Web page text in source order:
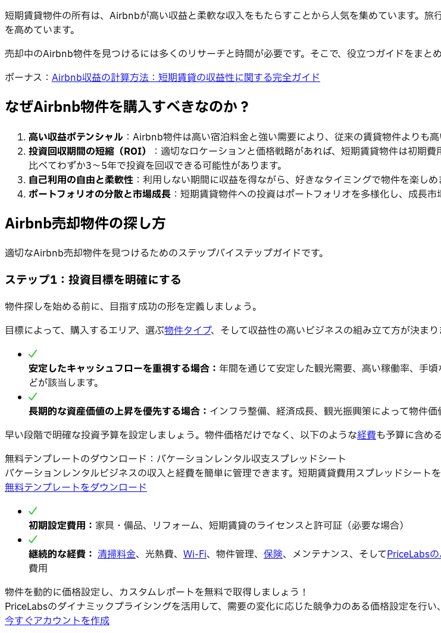
短期賃貸物件の所有は、Airbnbが高い収益と柔軟な収入をもたらすことから人気を集めています。
を高めています。
売却中のAirbnb物件を見つけるには多くのリサーチと時間が必要です。そこで、役立つガイドをまとめ
ボーナス： Airbnb収益の計算方法：短期賃貸の収益性に関する完全ガイド
なぜAirbnb物件を購入すべきなのか？
高い収益ポテンシャル ：Airbnb物件は高い宿泊料金と強い需要により、従来の賃貸物件よりも高
投資回収期間の短縮（ROI）
：適切なロケーションと価格戦略があれば、短期賃貸物件は初期
比べてわずか3〜5年で投資を回収できる可能性があります。
自己利用の自由と柔軟性 ：利用しない期間に収益を得ながら、好きなタイミングで物件を楽しめ
ポートフォリオの分散と市場成長 ：短期賃貸物件への投資はポートフォリオを多様化し、成長市
Airbnb売却物件の探し方
適切なAirbnb売却物件を見つけるためのステップバイステップガイドです。
ステップ1：投資目標を明確にする
物件探しを始める前に、目指す成功の形を定義しましょう。
目標によって、購入するエリア、選ぶ物件タイプ、そして収益性の高いビジネスの組み立て方が決まり
安定したキャッシュフローを重視する場合： 年間を通じて安定した観光需要、高い稼働率、手
どが該当します。
長期的な資産価値の上昇を優先する場合： インフラ整備、経済成長、観光振興策によって物件
早い段階で明確な投資予算を設定しましょう。物件価格だけでなく、以下のような経費も予算に含め
無料テンプレートのダウンロード：バケーションレンタル収支スプレッドシート
バケーションレンタルビジネスの収入と経費を簡単に管理できます。短期賃貸費用スプレッドシート
無料テンプレートをダウンロード
初期設定費用： 家具・備品、リフォーム、短期賃貸のライセンスと許可証（必要な場合）
継続的な経費： 清掃料金、光熱費、 Wi-Fi、物件管理、 保険、メンテナンス、そしてPriceLabs
費用
物件を動的に価格設定し、カスタムレポートを無料で取得しましょう！
PriceLabsのダイナミックプライシングを活用して、需要の変化に応じた競争力のある価格設定を行
今すぐアカウントを作成